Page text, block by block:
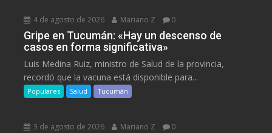
4 de agosto de 2026 Mariano Z 0
Gripe en Tucumán: «Hay un descenso de
casos en forma significativa»
Luis Medina Ruiz, ministro de Salud de la provincia,
recordó que la vacuna está disponible para...
Populares Salud Tucumán
3 de agosto de 2026 Mariano Z 0